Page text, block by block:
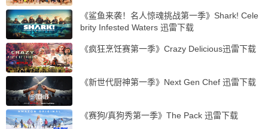
《鲨鱼来袭！名人惊魂挑战第一季》Shark! Cele
brity Infested Waters 迅雷下载
《疯狂烹饪赛第一季》Crazy Delicious迅雷下载
《新世代厨神第一季》Next Gen Chef 迅雷下载
《赛狗/真狗秀第一季》The Pack 迅雷下载